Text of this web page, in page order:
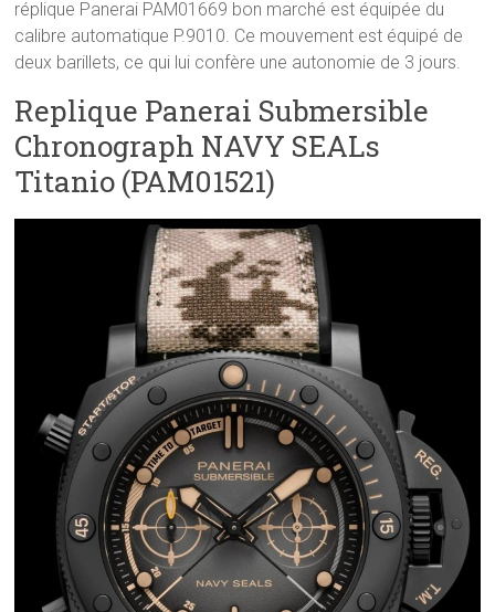
réplique Panerai PAM01669 bon marché est équipée du
calibre automatique P.9010. Ce mouvement est équipé de
deux barillets, ce qui lui confère une autonomie de 3 jours.
Replique Panerai Submersible
Chronograph NAVY SEALs
Titanio (PAM01521)